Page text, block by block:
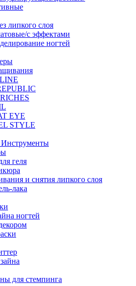
липкого слоя
с эффектами
ногтей
EYE
STYLE
геля
и снятия липкого слоя
лака
ногтей
для стемпинга